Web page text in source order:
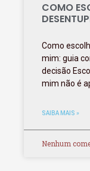
COMO
Como
mim: guia
decisão
mim não é
SAIBA MAIS »
Nenhum